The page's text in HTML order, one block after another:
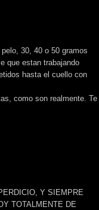
30, 40 o 50 gramos
que estan trabajando
hasta el cuello con
como son realmente. Te
Y SIEMPRE
TOTALMENTE DE